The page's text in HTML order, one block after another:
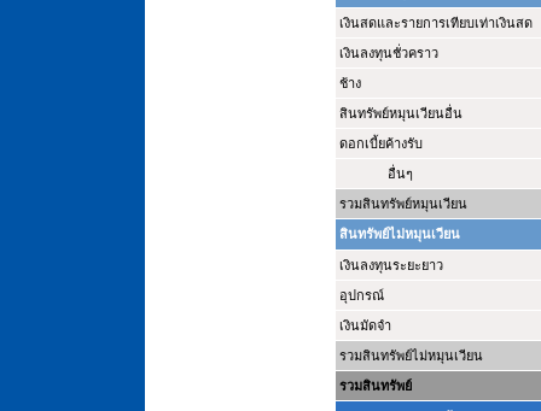
เงินสดและรายการเทียบเท่าเงินสด
เงินลงทุนชั่วคราว
ช้าง
สินทรัพย์หมุนเวียนอื่น
ดอกเบี้ยค้างรับ
อื่นๆ
รวมสินทรัพย์หมุนเวียน
สินทรัพย์ไม่หมุนเวียน
เงินลงทุนระยะยาว
อุปกรณ์
เงินมัดจำ
รวมสินทรัพย์ไม่หมุนเวียน
รวมสินทรัพย์